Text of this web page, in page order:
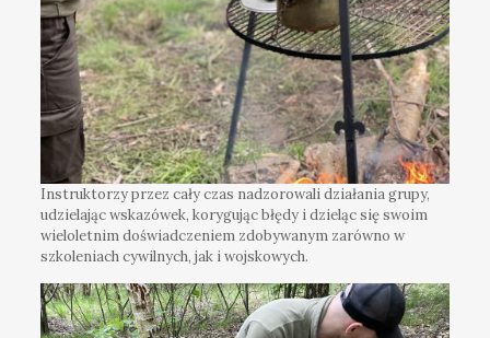
Instruktorzy przez cały czas nadzorowali działania grupy,
udzielając wskazówek, korygując błędy i dzieląc się swoim
wieloletnim doświadczeniem zdobywanym zarówno w
szkoleniach cywilnych, jak i wojskowych.